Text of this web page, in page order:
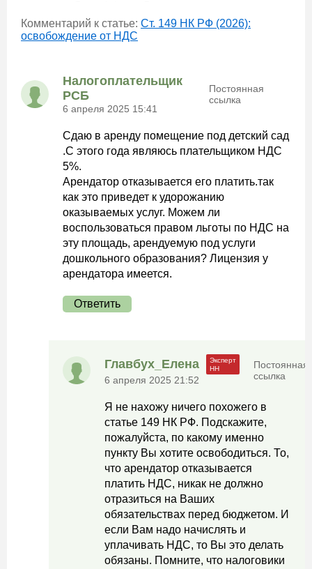
Комментарий к статье: Ст. 149 НК РФ (2026):
освобождение от НДС
Налогоплательщик
РСБ
6 апреля 2025 15:41
Постоянная
ссылка
Сдаю в аренду помещение под детский сад
.С этого года являюсь плательщиком НДС
5%.
Арендатор отказывается его платить.так
как это приведет к удорожанию
оказываемых услуг. Можем ли
воспользоваться правом льготы по НДС на
эту площадь, арендуемую под услуги
дошкольного образования? Лицензия у
арендатора имеется.
Ответить
Главбух_Елена
6 апреля 2025 21:52
Постоянная
ссылка
Я не нахожу ничего похожего в
статье 149 НК РФ. Подскажите,
пожалуйста, по какому именно
пункту Вы хотите освободиться. То,
что арендатор отказывается
платить НДС, никак не должно
отразиться на Ваших
обязательствах перед бюджетом. И
если Вам надо начислять и
уплачивать НДС, то Вы это делать
обязаны. Помните, что налоговики